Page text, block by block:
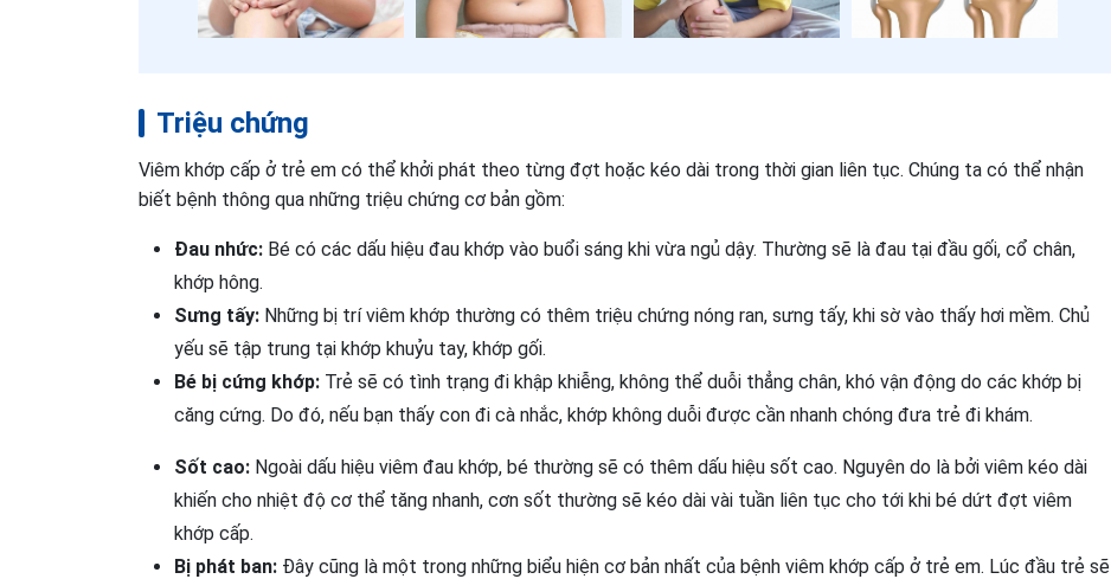
Triệu chứng
Viêm khớp cấp ở trẻ em có thể khởi phát theo từng đợt hoặc kéo dài trong thời gian liên tục. Chúng ta có thể nhận
biết bệnh thông qua những triệu chứng cơ bản gồm:
Đau nhức: Bé có các dấu hiệu đau khớp vào buổi sáng khi vừa ngủ dậy. Thường sẽ là đau tại đầu gối, cổ chân,
khớp hông.
Sưng tấy: Những bị trí viêm khớp thường có thêm triệu chứng nóng ran, sưng tấy, khi sờ vào thấy hơi mềm. Chủ
yếu sẽ tập trung tại khớp khuỷu tay, khớp gối.
Bé bị cứng khớp: Trẻ sẽ có tình trạng đi khập khiễng, không thể duỗi thẳng chân, khó vận động do các khớp bị
căng cứng. Do đó, nếu bạn thấy con đi cà nhắc, khớp không duỗi được cần nhanh chóng đưa trẻ đi khám.
Sốt cao: Ngoài dấu hiệu viêm đau khớp, bé thường sẽ có thêm dấu hiệu sốt cao. Nguyên do là bởi viêm kéo dài
khiến cho nhiệt độ cơ thể tăng nhanh, cơn sốt thường sẽ kéo dài vài tuần liên tục cho tới khi bé dứt đợt viêm
khớp cấp.
Bị phát ban: Đây cũng là một trong những biểu hiện cơ bản nhất của bệnh viêm khớp cấp ở trẻ em. Lúc đầu trẻ sẽ